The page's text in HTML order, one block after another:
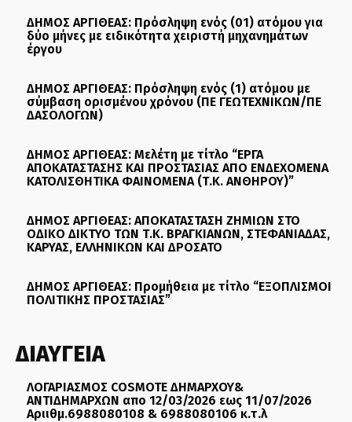
ΔΗΜΟΣ ΑΡΓΙΘΕΑΣ: Πρόσληψη ενός (01) ατόμου για
δύο μήνες με ειδικότητα χειριστή μηχανημάτων
έργου
ΔΗΜΟΣ ΑΡΓΙΘΕΑΣ: Πρόσληψη ενός (1) ατόμου με
σύμβαση ορισμένου χρόνου (ΠΕ ΓΕΩΤΕΧΝΙΚΩΝ/ΠΕ
ΔΑΣΟΛΟΓΩΝ)
ΔΗΜΟΣ ΑΡΓΙΘΕΑΣ: Μελέτη με τίτλο “ΕΡΓΑ
ΑΠΟΚΑΤΑΣΤΑΣΗΣ ΚΑΙ ΠΡΟΣΤΑΣΙΑΣ ΑΠΟ ΕΝΔΕΧΟΜΕΝΑ
ΚΑΤΟΛΙΣΘΗΤΙΚΑ ΦΑΙΝΟΜΕΝΑ (Τ.Κ. ΑΝΘΗΡΟΥ)”
ΔΗΜΟΣ ΑΡΓΙΘΕΑΣ: ΑΠΟΚΑΤΑΣΤΑΣΗ ΖΗΜΙΩΝ ΣΤΟ
ΟΔΙΚΟ ΔΙΚΤΥΟ ΤΩΝ Τ.Κ. ΒΡΑΓΚΙΑΝΩΝ, ΣΤΕΦΑΝΙΑΔΑΣ,
ΚΑΡΥΑΣ, ΕΛΛΗΝΙΚΩΝ ΚΑΙ ΔΡΟΣΑΤΟ
ΔΗΜΟΣ ΑΡΓΙΘΕΑΣ: Προμήθεια με τίτλο “ΕΞΟΠΛΙΣΜΟΙ
ΠΟΛΙΤΙΚΗΣ ΠΡΟΣΤΑΣΙΑΣ”
ΔΙΑΥΓΕΙΑ
ΛΟΓΑΡΙΑΣΜΟΣ COSMOTE ΔΗΜΑΡΧΟΥ&
ΑΝΤΙΔΗΜΑΡΧΩΝ απο 12/03/2026 εως 11/07/2026
Αριιθμ.6988080108 & 6988080106 κ.τ.λ